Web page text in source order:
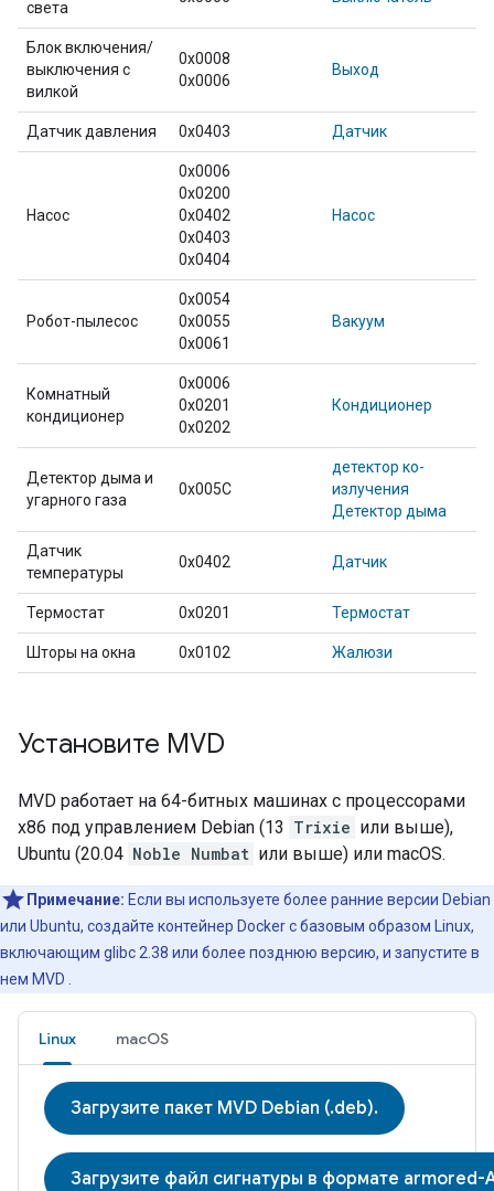
света
Блок включения/
выключения с
вилкой
0x0008
0x0006
Выход
Датчик давления 0x0403 Датчик
Насос
0x0006
0x0200
0x0402
0x0403
0x0404
Насос
Робот-пылесос
0x0054
0x0055
0x0061
Вакуум
Комнатный
кондиционер
0x0006
0x0201
0x0202
Кондиционер
Детектор дыма и
угарного газа
0x005C
детектор ко-
излучения
Детектор дыма
Датчик
температуры
0x0402 Датчик
Термостат 0x0201 Термостат
Шторы на окна 0x0102 Жалюзи
Установите MVD
MVD работает на 64-битных машинах с процессорами
x86 под управлением Debian (13 Trixie или выше),
Ubuntu (20.04 Noble Numbat или выше) или macOS.
Примечание: Если вы используете более ранние версии Debian
или Ubuntu, создайте контейнер Docker с базовым образом Linux,
включающим glibc 2.38 или более позднюю версию, и запустите в
нем MVD
Linux macOS
Загрузите пакет MVD Debian (.deb).
Загрузите файл сигнатуры в формате armored-